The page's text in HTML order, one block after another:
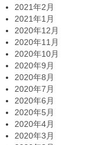
2021年2月
2021年1月
2020年12月
2020年11月
2020年10月
2020年9月
2020年8月
2020年7月
2020年6月
2020年5月
2020年4月
2020年3月